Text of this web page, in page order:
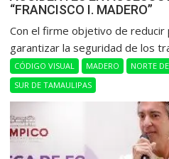
“FRANCISCO I. MADERO”
Con el firme objetivo de reducir
garantizar la seguridad de los
CÓDIGO VISUAL MADERO
NORTE
SUR DE TAMAULIPAS